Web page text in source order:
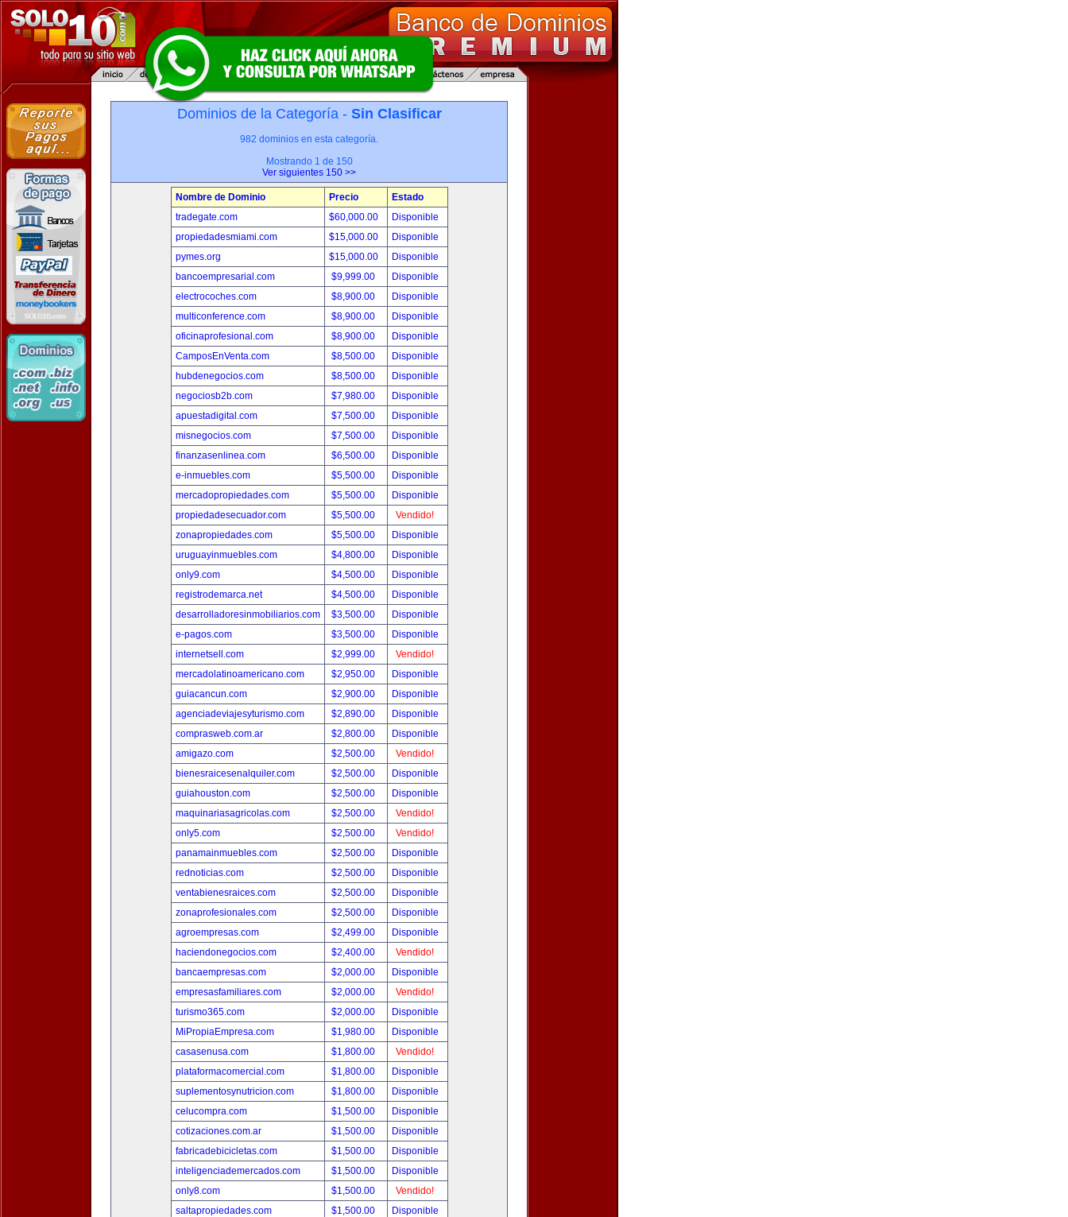
Dominios de la Categoría - Sin Clasificar
982 dominios en esta categoría.
Mostrando 1 de 150
Ver siguientes 150 >>
Nombre de Dominio Precio
Estado
tradegate.com
$60,000.00
Disponible
propiedadesmiami.com
$15,000.00
Disponible
pymes.org
$15,000.00
Disponible
bancoempresarial.com
$9,999.00
Disponible
electrocoches.com
$8,900.00
Disponible
multiconference.com
$8,900.00
Disponible
oficinaprofesional.com
$8,900.00
Disponible
CamposEnVenta.com
$8,500.00
Disponible
hubdenegocios.com
$8,500.00
Disponible
negociosb2b.com
$7,980.00
Disponible
apuestadigital.com
$7,500.00
Disponible
misnegocios.com
$7,500.00
Disponible
finanzasenlinea.com
$6,500.00
Disponible
e-inmuebles.com
$5,500.00
Disponible
mercadopropiedades.com
$5,500.00
Disponible
propiedadesecuador.com
$5,500.00
Vendido!
zonapropiedades.com
$5,500.00
Disponible
uruguayinmuebles.com
$4,800.00
Disponible
only9.com
$4,500.00
Disponible
registrodemarca.net
$4,500.00
Disponible
desarrolladoresinmobiliarios.com
$3,500.00
Disponible
e-pagos.com
$3,500.00
Disponible
internetsell.com
$2,999.00
Vendido!
mercadolatinoamericano.com
$2,950.00
Disponible
guiacancun.com
$2,900.00
Disponible
agenciadeviajesyturismo.com
$2,890.00
Disponible
comprasweb.com.ar
$2,800.00
Disponible
amigazo.com
$2,500.00
Vendido!
bienesraicesenalquiler.com
$2,500.00
Disponible
guiahouston.com
$2,500.00
Disponible
maquinariasagricolas.com
$2,500.00
Vendido!
only5.com
$2,500.00
Vendido!
panamainmuebles.com
$2,500.00
Disponible
rednoticias.com
$2,500.00
Disponible
ventabienesraices.com
$2,500.00
Disponible
zonaprofesionales.com
$2,500.00
Disponible
agroempresas.com
$2,499.00
Disponible
haciendonegocios.com
$2,400.00
Vendido!
bancaempresas.com
$2,000.00
Disponible
empresasfamiliares.com
$2,000.00
Vendido!
turismo365.com
$2,000.00
Disponible
MiPropiaEmpresa.com
$1,980.00
Disponible
casasenusa.com
$1,800.00
Vendido!
plataformacomercial.com
$1,800.00
Disponible
suplementosynutricion.com
$1,800.00
Disponible
celucompra.com
$1,500.00
Disponible
cotizaciones.com.ar
$1,500.00
Disponible
fabricadebicicletas.com
$1,500.00
Disponible
inteligenciademercados.com
$1,500.00
Disponible
only8.com
$1,500.00
Vendido!
saltapropiedades.com
$1,500.00
Disponible